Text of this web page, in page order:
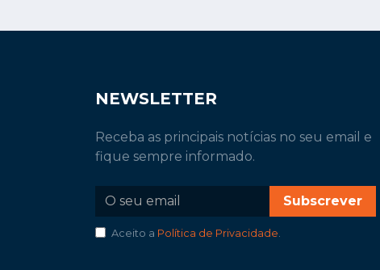
NEWSLETTER
Receba as principais notícias no seu email e
fique sempre informado.
Subscrever
Aceito a Política de Privacidade